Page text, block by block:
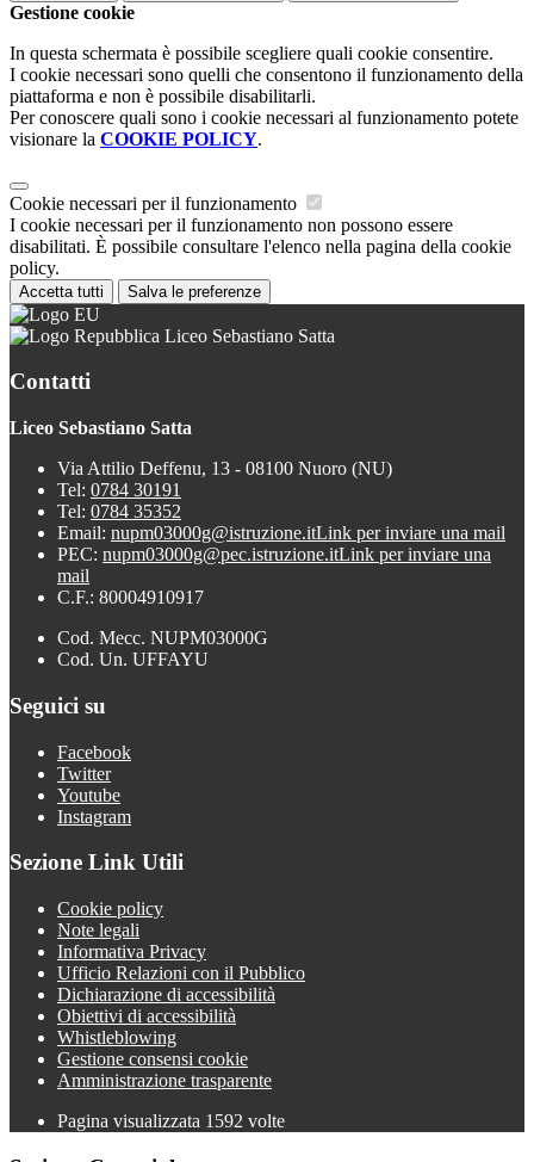
Gestione cookie
In questa schermata è possibile scegliere quali cookie consentire.
I cookie necessari sono quelli che consentono il funzionamento della
piattaforma e non è possibile disabilitarli.
Per conoscere quali sono i cookie necessari al funzionamento potete
visionare la COOKIE POLICY.
Cookie necessari per il funzionamento
I cookie necessari per il funzionamento non possono essere
disabilitati. È possibile consultare l'elenco nella pagina della cookie
policy.
Accetta tutti Salva le preferenze
Liceo Sebastiano Satta
Contatti
Liceo Sebastiano Satta
Via Attilio Deffenu, 13 - 08100 Nuoro (NU)
Tel: 0784 30191
Tel: 0784 35352
Email: nupm03000g@istruzione.itLink per inviare una mail
PEC: nupm03000g@pec.istruzione.itLink per inviare una
mail
C.F.: 80004910917
Cod. Mecc. NUPM03000G
Cod. Un. UFFAYU
Seguici su
Facebook
Twitter
Youtube
Instagram
Sezione Link Utili
Cookie policy
Note legali
Informativa Privacy
Ufficio Relazioni con il Pubblico
Dichiarazione di accessibilità
Obiettivi di accessibilità
Whistleblowing
Gestione consensi cookie
Amministrazione trasparente
Pagina visualizzata 1592 volte